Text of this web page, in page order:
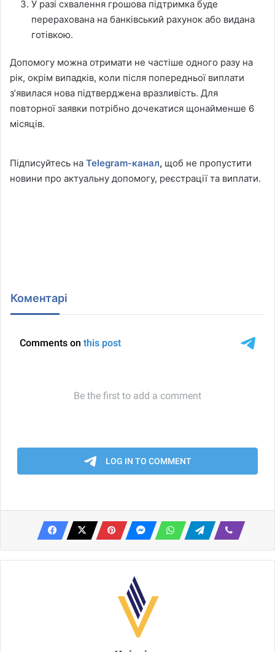
У разі схвалення грошова підтримка буде
перерахована на банківський рахунок або видана
готівкою.
Допомогу можна отримати не частіше одного разу на
рік, окрім випадків, коли після попередньої виплати
зʼявилася нова підтверджена вразливість. Для
повторної заявки потрібно дочекатися щонайменше 6
місяців.
Підписуйтесь на Telegram-канал, щоб не пропустити
новини про актуальну допомогу, реєстрації та виплати.
Коментарі